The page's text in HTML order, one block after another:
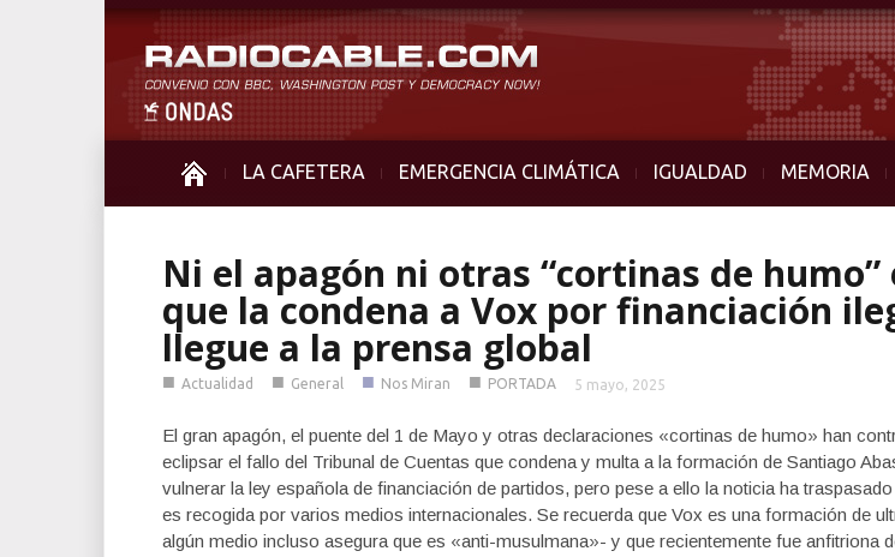
LA CAFETERA EMERGENCIA CLIMÁTICA IGUALDAD MEMORIA
Ni el apagón ni otras “cortinas de
que la condena a Vox por financiación
llegue a la prensa global
■ Actualidad ■ General ■ Nos Miran ■ PORTADA 5 mayo, 2025
El gran apagón, el puente del 1 de Mayo y otras declaraciones «cortinas de humo» han
eclipsar el fallo del Tribunal de Cuentas que condena y multa a la formación de Santiago
vulnerar la ley española de financiación de partidos, pero pese a ello la noticia ha
es recogida por varios medios internacionales. Se recuerda que Vox es una formación de
algún medio incluso asegura que es «anti-musulmana»- y que recientemente fue anfitriona